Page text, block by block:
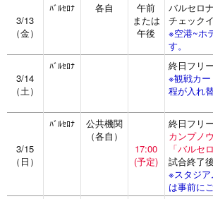
3/13
（金）
ﾊﾞﾙｾﾛﾅ 各自
午前
または
午後
バルセロ
チェック
※空港~ホ
す。
3/14
（土）
ﾊﾞﾙｾﾛﾅ
終日フリ
※観戦カ
程が入れ
3/15
（日）
ﾊﾞﾙｾﾛﾅ
公共機関
（各自）
17:00
(予定)
終日フリ
カンプノ
「バルセ
試合終了
※スタジ
は事前に